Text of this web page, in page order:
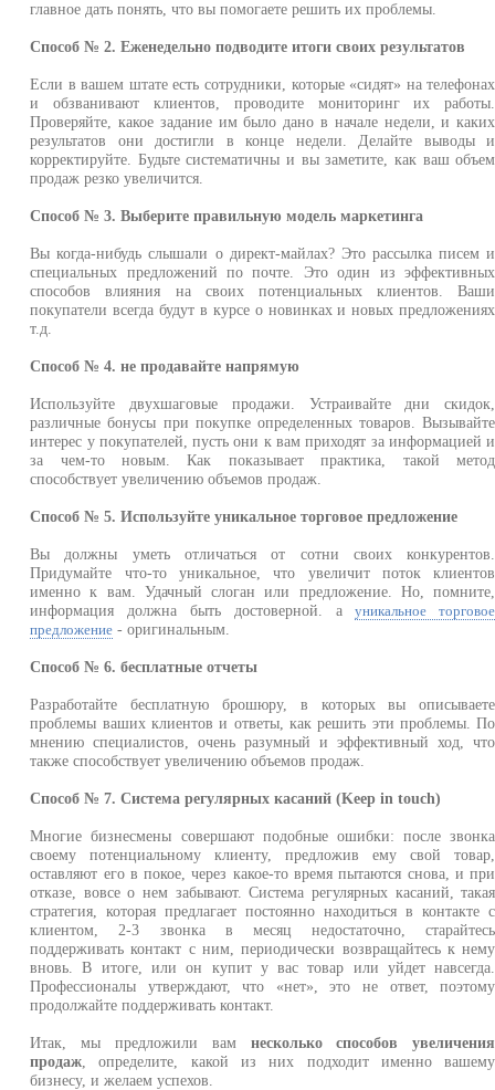
главное дать понять, что вы помогаете решить их проблемы.
Способ № 2. Еженедельно подводите итоги своих результатов
Если в вашем штате есть сотрудники, которые «сидят» на телефонах
и обзванивают клиентов, проводите мониторинг их работы.
Проверяйте, какое задание им было дано в начале недели, и каких
результатов они достигли в конце недели. Делайте выводы и
корректируйте. Будьте систематичны и вы заметите, как ваш объем
продаж резко увеличится.
Способ № 3. Выберите правильную модель маркетинга
Вы когда-нибудь слышали о директ-майлах? Это рассылка писем и
специальных предложений по почте. Это один из эффективных
способов влияния на своих потенциальных клиентов. Ваши
покупатели всегда будут в курсе о новинках и новых предложениях
т.д.
Способ № 4. не продавайте напрямую
Используйте двухшаговые продажи. Устраивайте дни скидок,
различные бонусы при покупке определенных товаров. Вызывайте
интерес у покупателей, пусть они к вам приходят за информацией и
за чем-то новым. Как показывает практика, такой метод
способствует увеличению объемов продаж.
Способ № 5. Используйте уникальное торговое предложение
Вы должны уметь отличаться от сотни своих конкурентов.
Придумайте что-то уникальное, что увеличит поток клиентов
именно к вам. Удачный слоган или предложение. Но, помните,
информация должна быть достоверной. ауникальное торговое
предложение - оригинальным.
Способ № 6. бесплатные отчеты
Разработайте бесплатную брошюру, в которых вы описываете
проблемы ваших клиентов и ответы, как решить эти проблемы. По
мнению специалистов, очень разумный и эффективный ход, что
также способствует увеличению объемов продаж.
Способ № 7. Система регулярных касаний (Keep in touch)
Многие бизнесмены совершают подобные ошибки: после звонка
своему потенциальному клиенту, предложив ему свой товар,
оставляют его в покое, через какое-то время пытаются снова, и при
отказе, вовсе о нем забывают. Система регулярных касаний, такая
стратегия, которая предлагает постоянно находиться в контакте с
клиентом, 2-3 звонка в месяц недостаточно, старайтесь
поддерживать контакт с ним, периодически возвращайтесь к нему
вновь. В итоге, или он купит у вас товар или уйдет навсегда.
Профессионалы утверждают, что «нет», это не ответ, поэтому
продолжайте поддерживать контакт.
Итак, мы предложили вам несколько способов увеличения
продаж , определите, какой из них подходит именно вашему
бизнесу, и желаем успехов.